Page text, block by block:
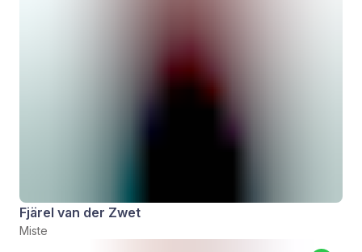
Fjärel van der Zwet
Miste